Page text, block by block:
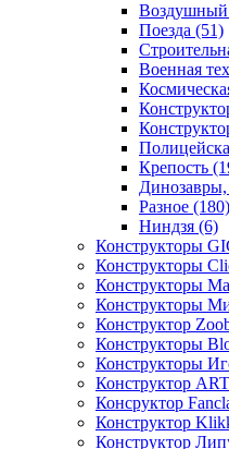
Воздушный
Поезда (51)
Военная
Крепость
Разное (180)
Ниндзя (6)
Конструкторы
Конструкторы
Конструкторы
Конструкторы
Конструктор
Конструкторы
Конструкторы
Конструктор
Консруктор
Конструктор
Конструктор